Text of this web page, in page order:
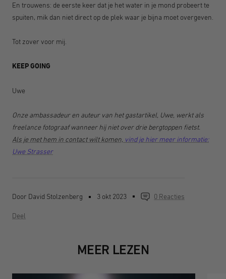
Door David Stolzenberg 3 okt 2023 0 Reacties
Deel
En trouwens: de eerste keer dat je het water in je mond probeert te
spuiten, mik dan niet direct op de plek waar je bijna moet overgeven.
Tot zover voor mij.
KEEP GOING
Uwe
Onze ambassadeur en auteur van het gastartikel, Uwe, werkt als
freelance fotograaf wanneer hij niet over drie bergtoppen fietst.
Als je met hem in contact wilt komen, vind je hier meer informatie:
Uwe Strasser
MEER LEZEN